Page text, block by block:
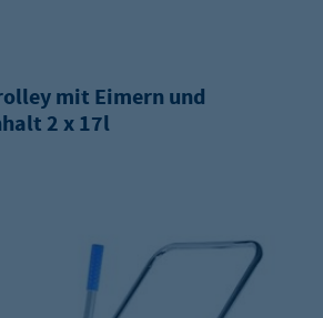
mit Eimern und
2 x 17l